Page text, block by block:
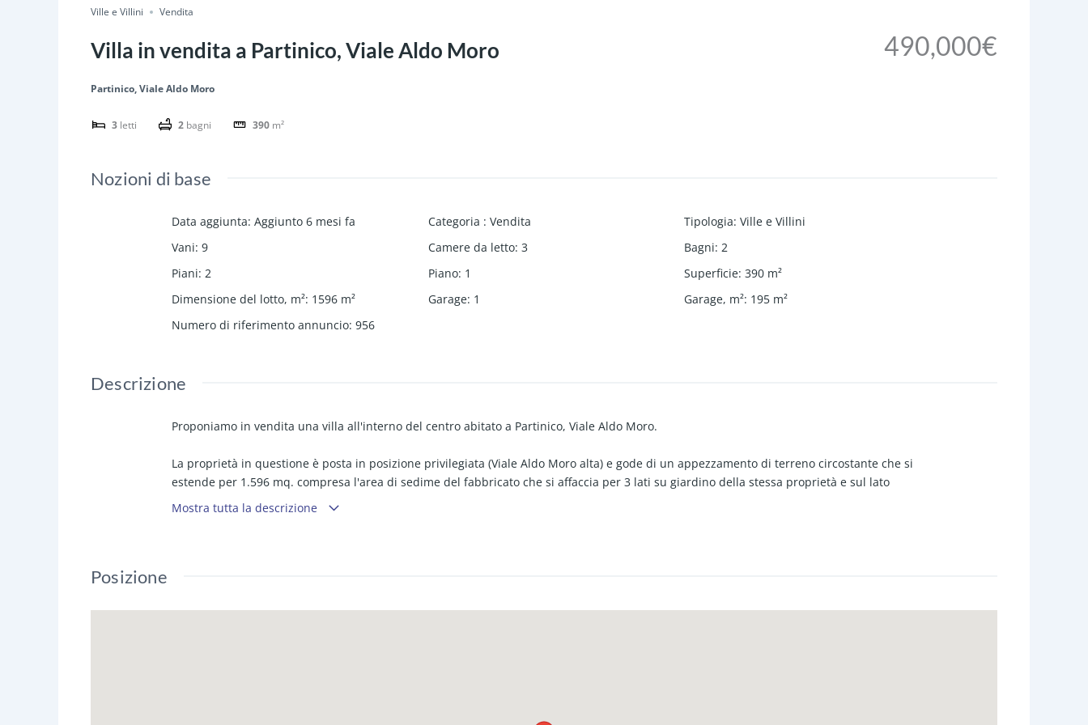
Ville e Villini Vendita
Villa in vendita a Partinico, Viale Aldo Moro
Partinico, Viale Aldo Moro
3 letti 2 bagni 390 m²
490,000€
Nozioni di base
Data aggiunta: Aggiunto 6 mesi fa Categoria : Vendita Tipologia: Ville e Villini
Vani: 9 Camere da letto: 3 Bagni: 2
Piani: 2 Piano: 1 Superficie: 390 m²
Dimensione del lotto, m²: 1596 m² Garage: 1 Garage, m²: 195 m²
Numero di riferimento annuncio: 956
Descrizione
Proponiamo in vendita una villa all'interno del centro abitato a Partinico, Viale Aldo Moro.
La proprietà in questione è posta in posizione privilegiata (Viale Aldo Moro alta) e gode di un appezzamento di terreno circostante che si
estende per 1.596 mq. compresa l'area di sedime del fabbricato che si affaccia per 3 lati su giardino della stessa proprietà e sul lato
facciata principale su Viale Aldo Moro.
camere da letto ed 1 bagno con vasca.
Mostra tutta la descrizione
Posizione